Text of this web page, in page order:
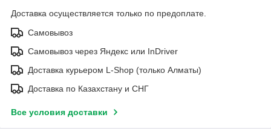
Доставка осуществляется только по предоплате.
Самовывоз
Самовывоз через Яндекс или InDriver
Доставка курьером L-Shop (только Алматы)
Доставка по Казахстану и СНГ
Все условия доставки